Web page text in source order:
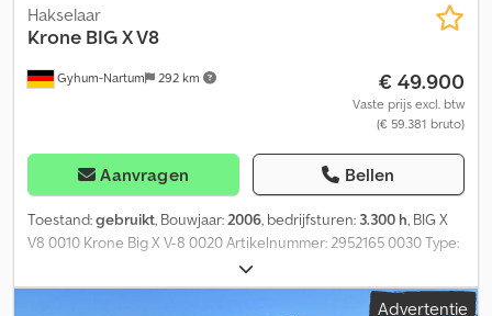
Gyhum-Nartum 292 km
Hakselaar
Krone BIG X V8
€ 49.900
Vaste prijs excl. btw
(€ 59.381 bruto)
Aanvragen Bellen
Toestand:gebruikt, Bouwjaar:2006, bedrijfsturen: 3.300 h, BIG X
V8 0010 Krone Big X V-8 0020 Artikelnummer: 2952165 0030 Type:
BIG X V8 0040 Draaiuren: ca. 3.300 uur 0050 Chassisnummer:
721965 0060 Bouwjaar: 2006 0070 in standaarduitrusting 0080
Banden 0090 R 32 R 28 0110 Centrale smering 0120 Cracker 50 %
Advertentie